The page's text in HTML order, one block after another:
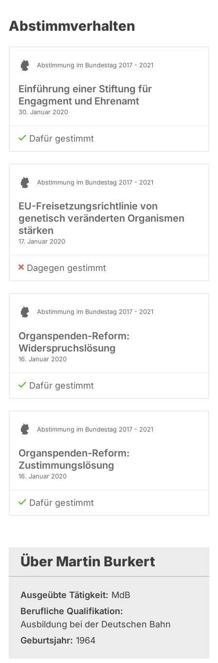
Abstimmverhalten
Abstimmung im Bundestag 2017 - 2021
Einführung einer Stiftung für
Engagment und Ehrenamt
30. Januar 2020
Dafür gestimmt
Abstimmung im Bundestag 2017 - 2021
EU-Freisetzungsrichtlinie von
genetisch veränderten Organismen
stärken
17. Januar 2020
Dagegen gestimmt
Abstimmung im Bundestag 2017 - 2021
Organspenden-Reform:
Widerspruchslösung
16. Januar 2020
Dafür gestimmt
Abstimmung im Bundestag 2017 - 2021
Organspenden-Reform:
Zustimmungslösung
16. Januar 2020
Dafür gestimmt
Über Martin Burkert
Ausgeübte Tätigkeit
MdB
Berufliche Qualifikation
Ausbildung bei der Deutschen Bahn
Geburtsjahr 1964